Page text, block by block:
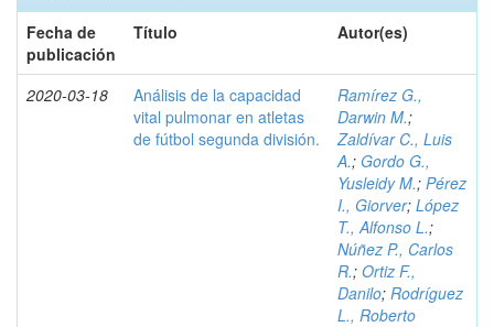
Fecha de
publicación
Título Autor(es)
2020-03-18
Análisis de la capacidad
vital pulmonar en atletas
de fútbol segunda división.
Ramírez G.,
Darwin M.;
Zaldívar C., Luis
A.; Gordo G.,
Yusleidy M.; Pérez
I., Giorver; López
T., Alfonso L.;
Núñez P., Carlos
R.; Ortiz F.,
Danilo; Rodríguez
L., Roberto